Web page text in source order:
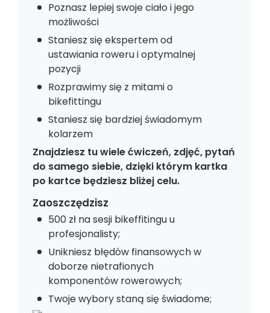
Poznasz lepiej swoje ciało i jego
możliwości
Staniesz się ekspertem od
ustawiania roweru i optymalnej
pozycji
Rozprawimy się z mitami o
bikefittingu
Staniesz się bardziej świadomym
kolarzem
Znajdziesz tu wiele ćwiczeń, zdjęć, pytań
do samego siebie, dzięki którym kartka
po kartce będziesz bliżej celu.
Zaoszczędzisz
500 zł na sesji bikeffitingu u
profesjonalisty;
Unikniesz błędów finansowych w
doborze nietrafionych
komponentów rowerowych;
Twoje wybory staną się świadome;